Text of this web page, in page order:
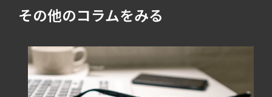
その他のコラムをみる